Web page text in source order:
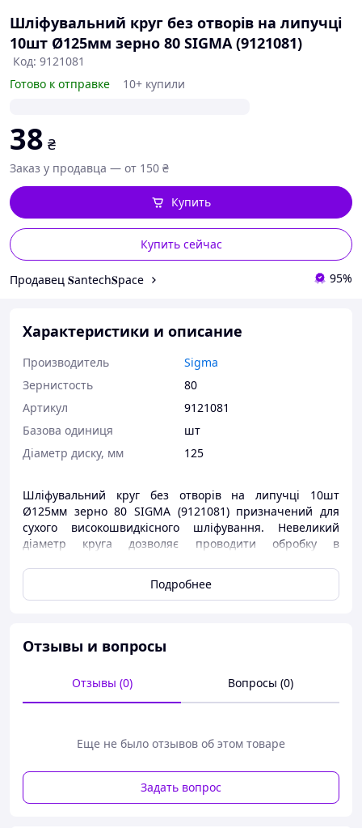
Шліфувальний круг без отворів на липучці
10шт Ø125мм зерно 80 SIGMA (9121081)
Код: 9121081
Готово к отправке
10+ купили
38 ₴
Заказ у продавца — от 150 ₴
Купить сейчас
Купить
Продавец 𝐒antech𝐒pace 95%
Характеристики и описание
Производитель
Sigma
Зернистость
80
Артикул
9121081
Базова одиниця
шт
Діаметр диску, мм
125
Шліфувальний круг без отворів на липучці 10шт
Ø125мм зерно 80 SIGMA (9121081) призначений для
сухого високошвидкісного шліфування. Невеликий
діаметр круга дозволяє проводити обробку в
по легкості роботи і точності обробки. За
властивостями є багатофункціональним абразивом. В
Можливе використання з шлифмашинкой орбітальною
для шліфмашинки (
), диском шліфувальним
Подробнее
Отзывы и вопросы
Отзывы (0) Вопросы (0)
Еще не было отзывов об этом товаре
Задать вопрос